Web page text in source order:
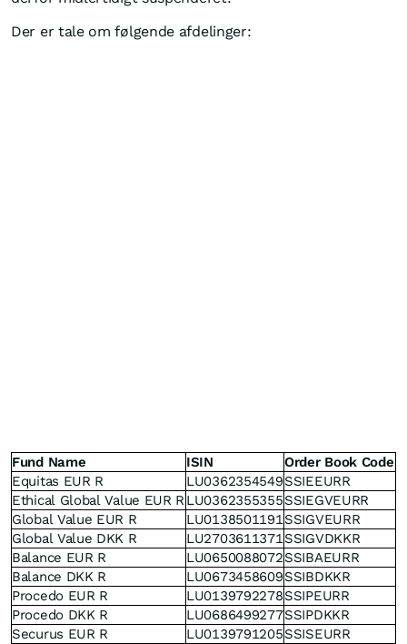
Der er tale om følgende afdelinger:
Fund Name ISIN
Order Book Code
Equitas EUR R
LU0362354549SSIEEURR
Ethical Global Value EUR R LU0362355355SSIEGVEURR
Global Value EUR R
LU0138501191SSIGVEURR
Global Value DKK R
LU2703611371SSIGVDKKR
Balance EUR R
LU0650088072SSIBAEURR
Balance DKK R
LU0673458609SSIBDKKR
Procedo EUR R
LU0139792278SSIPEURR
Procedo DKK R
LU0686499277SSIPDKKR
Securus EUR R
LU0139791205SSISEURR